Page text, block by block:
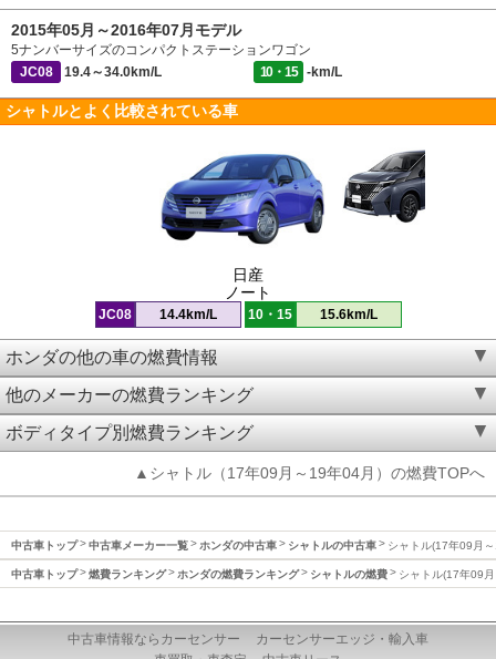
2015年05月～2016年07月モデル
5ナンバーサイズのコンパクトステーションワゴン
JC08
19.4～34.0km/L 10・15 -km/L
シャトルとよく比較されている車
日産
ノート
JC08 14.4km/L 10・15 15.6km/L
ホンダの他の車の燃費情報
他のメーカーの燃費ランキング
ボディタイプ別燃費ランキング
▲シャトル（17年09月～19年04月）の燃費TOPへ
中古車トップ 中古車メーカー一覧 ホンダの中古車 シャトルの中古車 シャトル(17年09月
中古車トップ 燃費ランキング ホンダの燃費ランキング シャトルの燃費 シャトル(17年09
中古車情報ならカーセンサー
カーセンサーエッジ・輸入車